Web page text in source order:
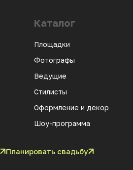
Каталог
Площадки
Фотографы
Ведущие
Стилисты
Оформление и декор
Шоу-программа
Планировать свадьбу